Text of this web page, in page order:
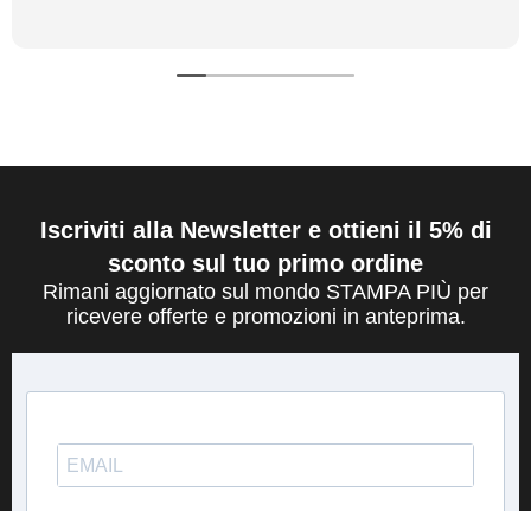
Iscriviti alla Newsletter e ottieni il 5% di
sconto sul tuo primo ordine
Rimani aggiornato sul mondo STAMPA PIÙ per
ricevere offerte e promozioni in anteprima.